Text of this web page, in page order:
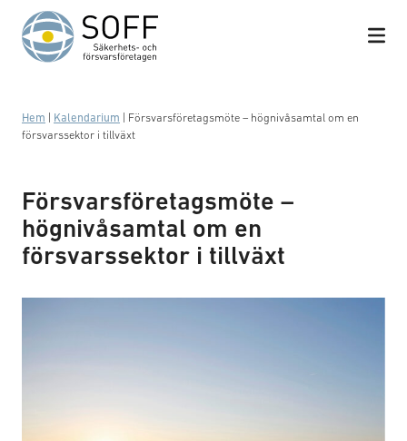
Hoppa till innehåll
Hem Kalendarium
Försvarsföretagsmöte – högnivåsamtal om en
försvarssektor i tillväxt
Försvarsföretagsmöte –
högnivåsamtal om en
försvarssektor i tillväxt